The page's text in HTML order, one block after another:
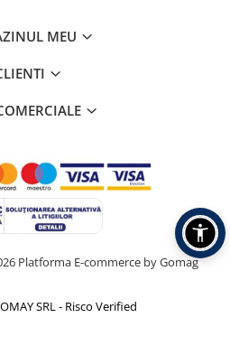
MEU
Platforma E-commerce by Gomag